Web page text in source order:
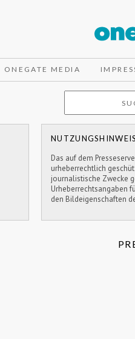
ONEGATE MEDIA
Das auf dem
urheberrechtlich
journalistische Zwecke
Urheberrechtsangaben
den Bildeigenschaften